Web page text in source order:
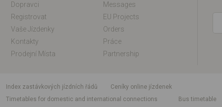
Dopravci
Messages
Registrovat
EU Projects
Vaše Jízdenky
Orders
Kontakty
Práce
Prodejní Místa
Partnership
index zastávkových jízdních řádů
Ceníky online jízdenek
Timetables for domestic and international connections
Bus timetable